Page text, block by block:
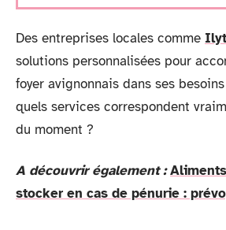
Des entreprises locales comme
solutions personnalisées pour
foyer avignonnais dans ses
quels services correspondent
du moment ?
A découvrir également :
stocker en cas de pénurie :